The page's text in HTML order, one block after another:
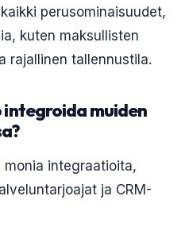
perusominaisuudet,
kuten maksullisten
rajallinen tallennustila.
integroida muiden
monia integraatioita,
ja CRM-